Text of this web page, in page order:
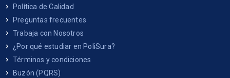
Política de Calidad
Preguntas frecuentes
Trabaja con Nosotros
¿Por qué estudiar en PoliSura?
Términos y condiciones
Buzón (PQRS)